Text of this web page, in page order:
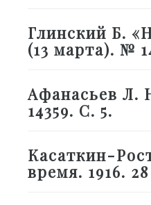
Глинский Б.
(13 марта). №
Афанасьев Л.
14359. С. 5.
Касаткин-
время. 1916.